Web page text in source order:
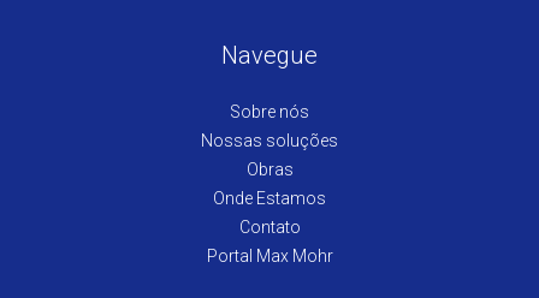
Navegue
Sobre nós
Nossas soluções
Obras
Onde Estamos
Contato
Portal Max Mohr